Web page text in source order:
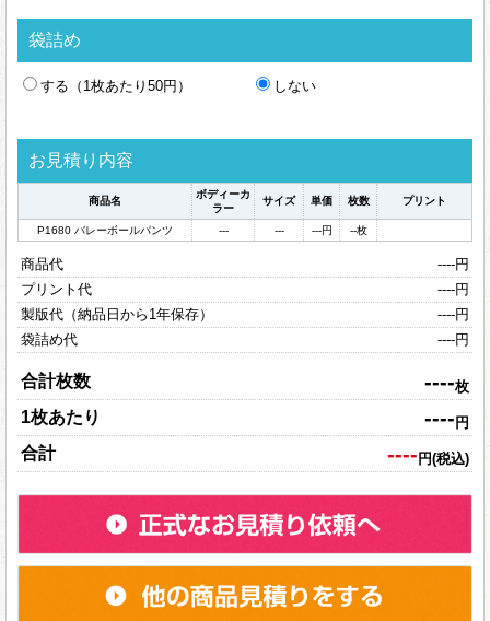
袋詰め
する（1枚あたり50円） しない
お見積り内容
商品名
ボディーカ
ラー
サイズ 単価 枚数 プリント
P1680 バレーボールパンツ --- --- ---円 --枚
商品代 ----円
プリント代
----円
製版代（納品日から1年保存）
----円
袋詰め代
----円
合計枚数 ----枚
1枚あたり ----円
合計 ----円(税込)